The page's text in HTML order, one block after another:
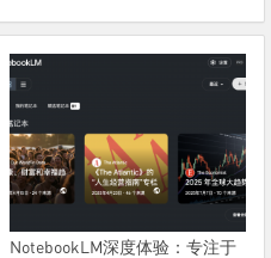
NotebookLM深度体验：专注于